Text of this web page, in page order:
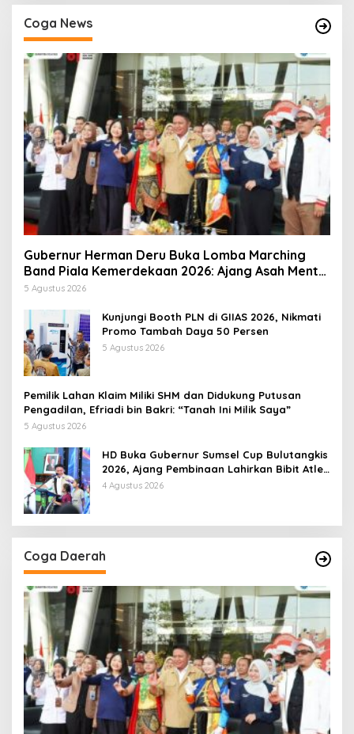
Coga News
Gubernur Herman Deru Buka Lomba Marching
Band Piala Kemerdekaan 2026: Ajang Asah Mental
dan Kedisiplinan Generasi Muda
5 Agustus 2026
Kunjungi Booth PLN di GIIAS 2026, Nikmati
Promo Tambah Daya 50 Persen
5 Agustus 2026
Pemilik Lahan Klaim Miliki SHM dan Didukung Putusan
Pengadilan, Efriadi bin Bakri: “Tanah Ini Milik Saya”
5 Agustus 2026
HD Buka Gubernur Sumsel Cup Bulutangkis
2026, Ajang Pembinaan Lahirkan Bibit Atlet
Baru
4 Agustus 2026
Coga Daerah